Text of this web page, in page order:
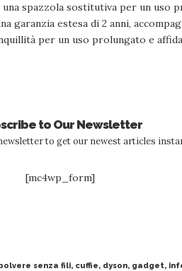
spazzola sostitutiva per un uso
garanzia estesa di 2 anni,
per un uso prolungato e
to Our Newsletter
to get our newest articles
[mc4wp_form]
senza fili, cuffie, dyson, gadget,